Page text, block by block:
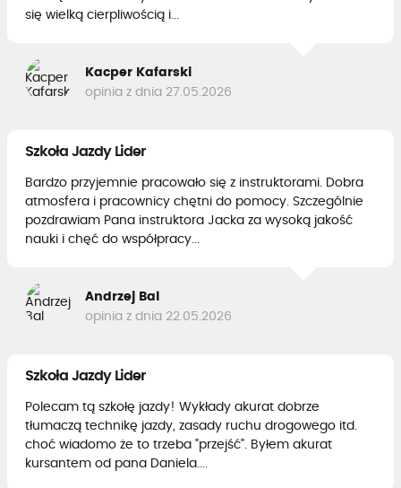
się wielką cierpliwością i...
Kacper Kafarski
opinia z dnia 27.05.2026
Szkoła Jazdy Lider
Bardzo przyjemnie pracowało się z instruktorami. Dobra
atmosfera i pracownicy chętni do pomocy. Szczególnie
pozdrawiam Pana instruktora Jacka za wysoką jakość
nauki i chęć do współpracy...
Andrzej Bal
opinia z dnia 22.05.2026
Szkoła Jazdy Lider
Polecam tą szkołę jazdy! Wykłady akurat dobrze
tłumaczą technikę jazdy, zasady ruchu drogowego itd.
choć wiadomo że to trzeba "przejść". Byłem akurat
kursantem od pana Daniela....